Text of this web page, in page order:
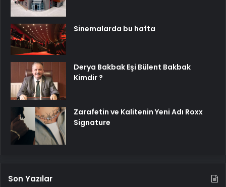
Sinemalarda bu hafta
Derya Bakbak Eşi Bülent Bakbak
Kimdir ?
Zarafetin ve Kalitenin Yeni Adı Roxx
Signature
Son Yazılar